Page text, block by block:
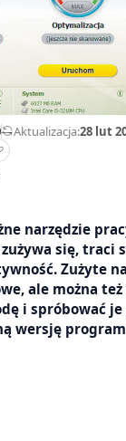
—Aktualizacja:28 lut
narzędzie
zużywa się, traci
Zużyte
ale można
i spróbować
wersję